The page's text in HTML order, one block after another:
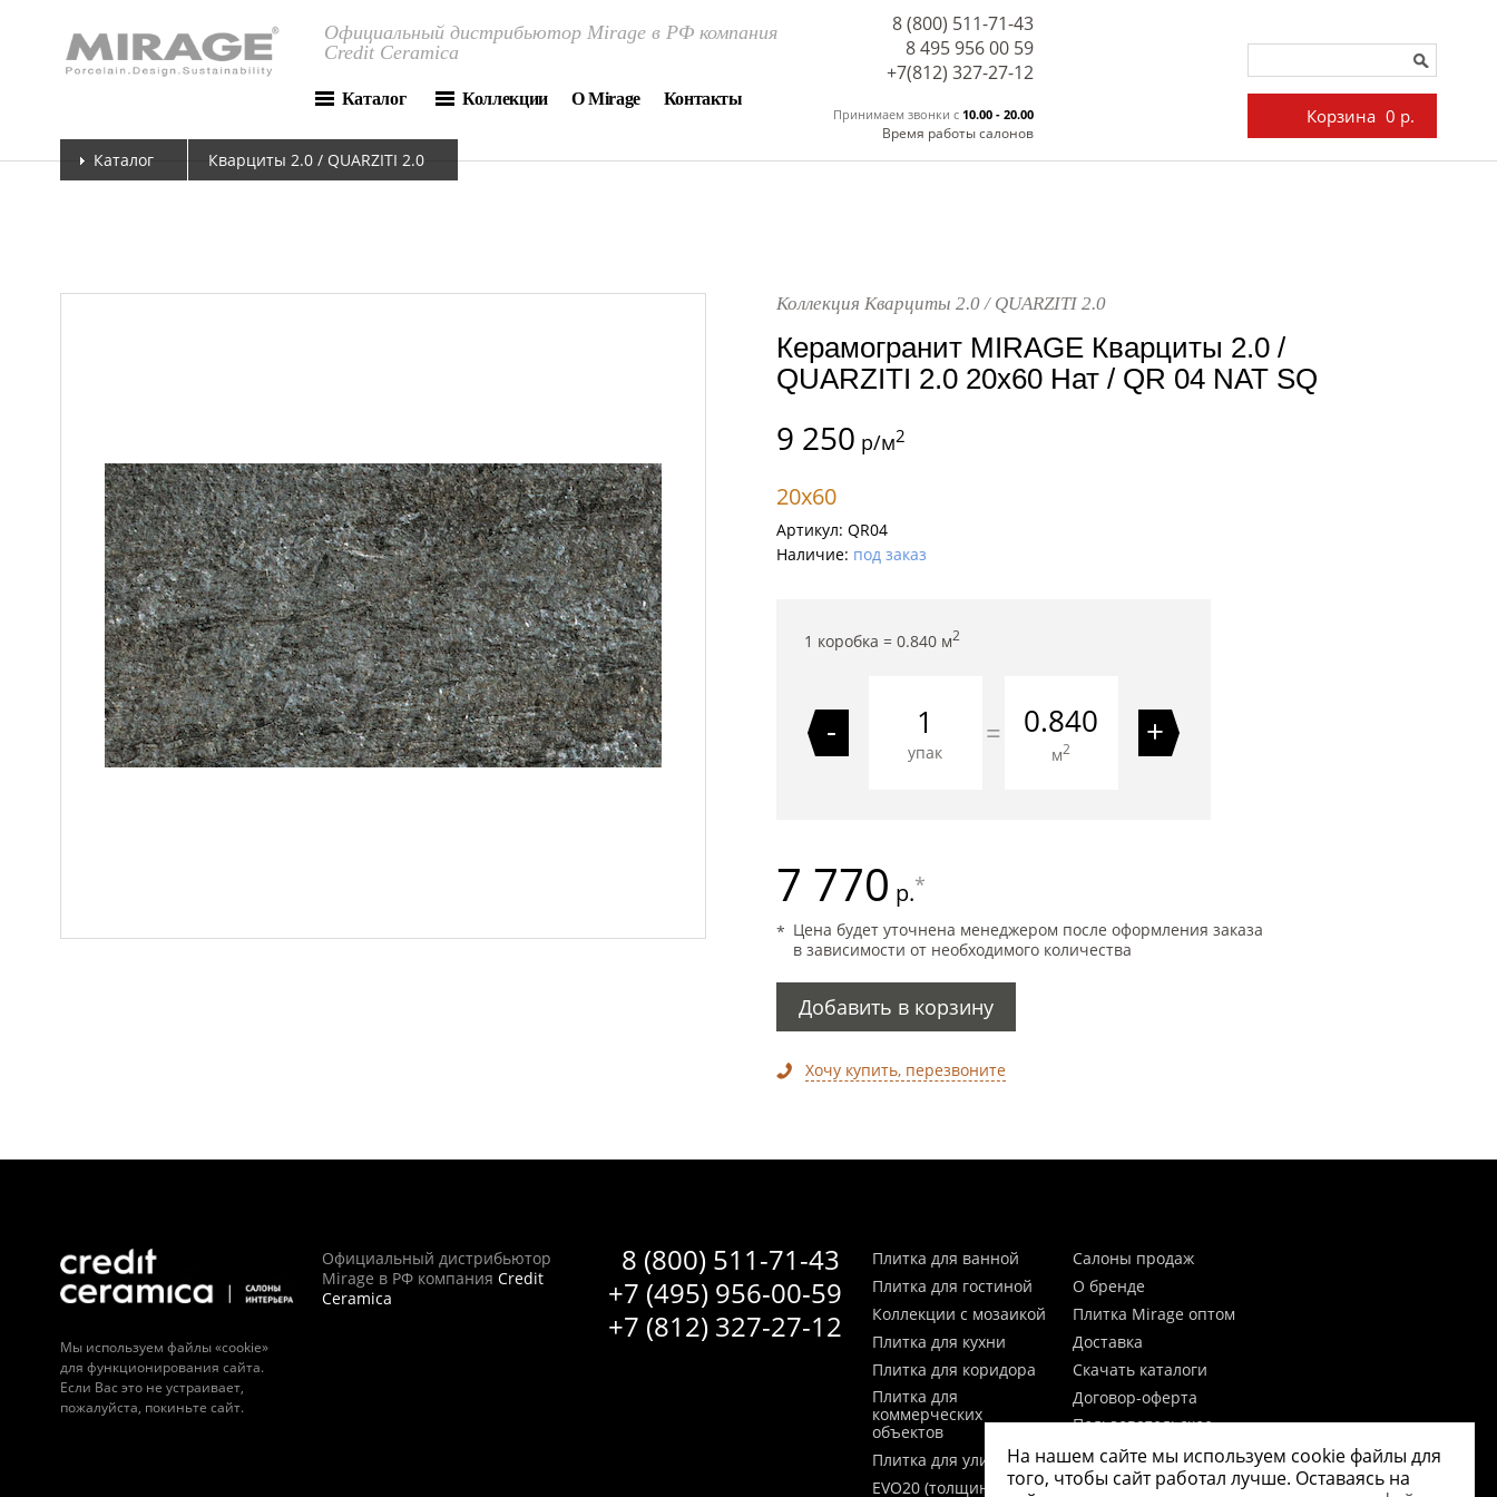
Официальный дистрибьютор Mirage в РФ компания
Credit Ceramica
Каталог Коллекции О Mirage Контакты
8 (800) 511-71-43
8 495 956 00 59
Принимаем звонки c 10.00 - 20.00
Время работы салонов
+7(812) 327-27-12
Корзина 0 р.
Каталог Кварциты 2.0 / QUARZITI 2.0
Коллекция Кварциты 2.0 / QUARZITI 2.0
Керамогранит MIRAGE Кварциты 2.0 /
QUARZITI 2.0 20x60 Нат / QR 04 NAT SQ
9 250 р/м2
20x60
Артикул: QR04
Наличие: под заказ
1 коробка = 0.840м2
-
упак
= 0.840
м2 +
7 770 р.*
Цена будет уточнена менеджером после оформления заказа
в зависимости от необходимого количества
Добавить в корзину
Хочу купить, перезвоните
Мы используем файлы «cookie»
для функционирования сайта.
Если Вас это не устраивает,
пожалуйста, покиньте сайт.
8 (800) 511-71-43
+7 (495) 956-00-59
+7 (812) 327-27-12
Официальный дистрибьютор
Mirage в РФ компания Credit
Ceramica
Плитка для ванной
Плитка для гостиной
Коллекции с мозаикой
Плитка для кухни
Плитка для коридора
Плитка для
коммерческих
объектов
Плитка для улицы
EVO20 (толщина 20мм)
Салоны продаж
О бренде
Плитка Mirage оптом
Доставка
Скачать каталоги
Договор-оферта
Пользовательское
Согласие на обработку
персональных данных
На нашем сайте мы используем cookie файлы для
того, чтобы сайт работал лучше. Оставаясь на